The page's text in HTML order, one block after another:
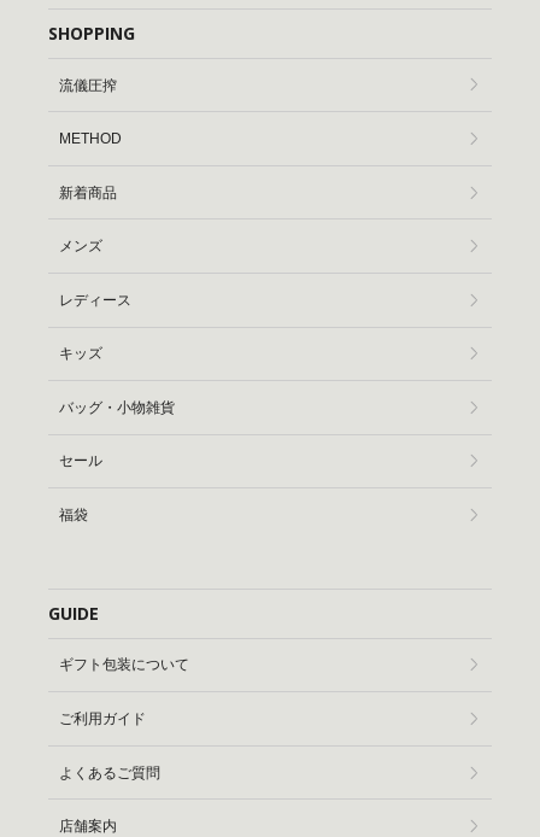
SHOPPING
流儀圧搾
METHOD
新着商品
メンズ
レディース
キッズ
バッグ・小物雑貨
セール
福袋
GUIDE
ギフト包装について
ご利用ガイド
よくあるご質問
店舗案内